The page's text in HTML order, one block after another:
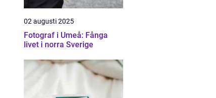
02 augusti 2025
Fotograf i Umeå: Fånga
livet i norra Sverige